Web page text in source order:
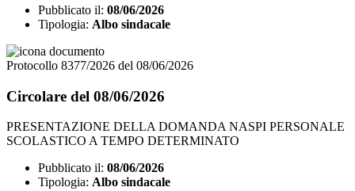
Pubblicato il: 08/06/2026
Tipologia: Albo sindacale
Protocollo 8377/2026 del 08/06/2026
Circolare del 08/06/2026
PRESENTAZIONE DELLA DOMANDA NASPI PERSONALE
SCOLASTICO A TEMPO DETERMINATO
Pubblicato il: 08/06/2026
Tipologia: Albo sindacale